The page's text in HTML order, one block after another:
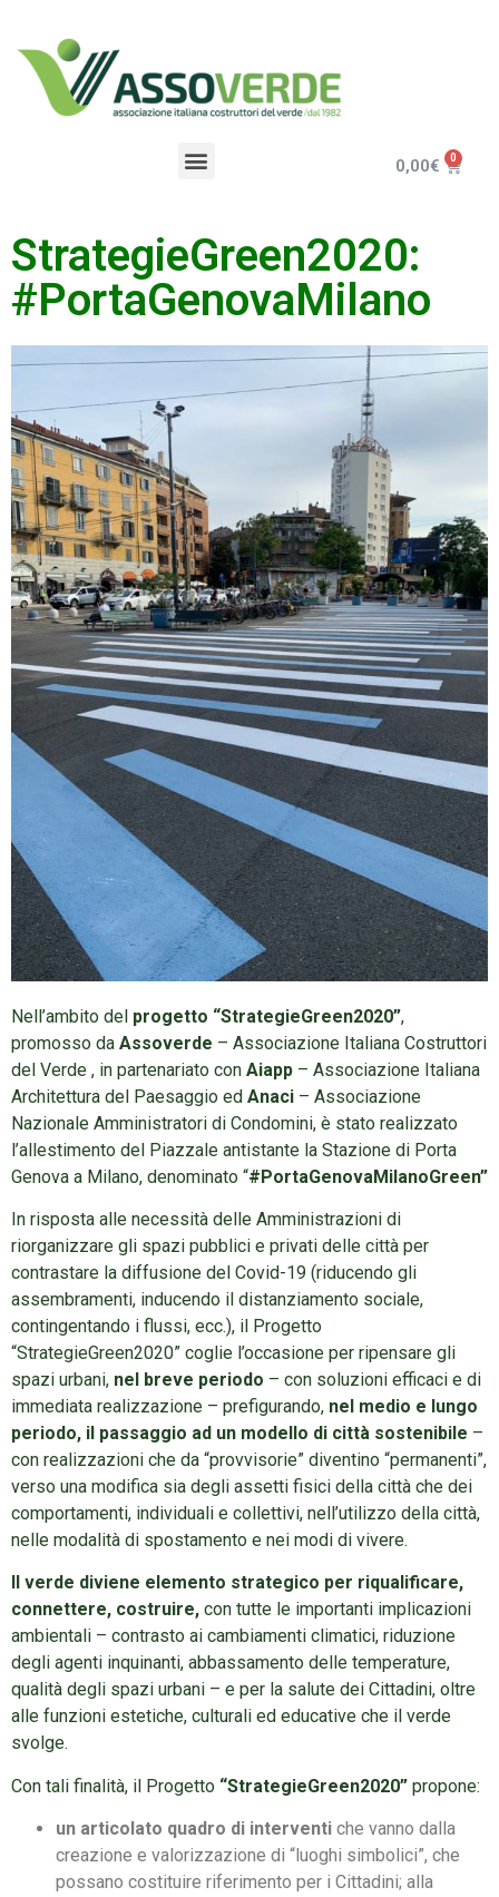
0,00€
StrategieGreen2020:
#PortaGenovaMilano
Nell’ambito del progetto “StrategieGreen2020”,
promosso da Assoverde – Associazione Italiana Costruttori
del Verde , in partenariato con Aiapp – Associazione Italiana
Architettura del Paesaggio ed Anaci – Associazione
Nazionale Amministratori di Condomini, è stato realizzato
l’allestimento del Piazzale antistante la Stazione di Porta
Genova a Milano, denominato “#PortaGenovaMilanoGreen”
In risposta alle necessità delle Amministrazioni di
riorganizzare gli spazi pubblici e privati delle città per
contrastare la diffusione del Covid-19 (riducendo gli
assembramenti, inducendo il distanziamento sociale,
contingentando i flussi, ecc.), il Progetto
“StrategieGreen2020” coglie l’occasione per ripensare gli
spazi urbani, nel breve periodo – con soluzioni efficaci e di
immediata realizzazione – prefigurando, nel medio e lungo
periodo, il passaggio ad un modello di città sostenibile –
con realizzazioni che da “provvisorie” diventino “permanenti”,
verso una modifica sia degli assetti fisici della città che dei
comportamenti, individuali e collettivi, nell’utilizzo della città,
nelle modalità di spostamento e nei modi di vivere.
Il verde diviene elemento strategico per riqualificare,
connettere, costruire, con tutte le importanti implicazioni
ambientali – contrasto ai cambiamenti climatici, riduzione
degli agenti inquinanti, abbassamento delle temperature,
qualità degli spazi urbani – e per la salute dei Cittadini, oltre
alle funzioni estetiche, culturali ed educative che il verde
svolge.
Con tali finalità, il Progetto “StrategieGreen2020” propone:
un articolato quadro di interventi che vanno dalla
creazione e valorizzazione di “luoghi simbolici”, che
possano costituire riferimento per i Cittadini; alla